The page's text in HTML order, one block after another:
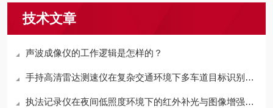
技术文章
声波成像仪的工作逻辑是怎样的？
手持高清雷达测速仪在复杂交通环境下多车道目标识别与锁定技术
执法记录仪在夜间低照度环境下的红外补光与图像增强技术分析